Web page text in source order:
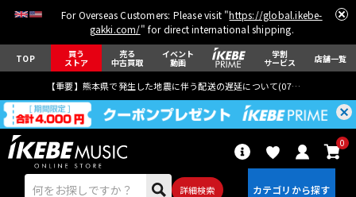
For Overseas Customers: Please visit "https://global.ikebe-
gakki.com/" for direct international shipping.
TOP 買う
ストア
売る
中古買取
イベント
動画
学割
サービス 店舗一覧
【重要】熊本県で発生した地震に伴う配送の遅延について(07月29日
詳細検索
0